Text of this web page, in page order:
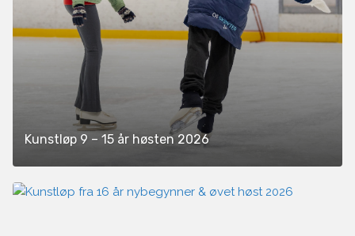
Kunstløp 9 – 15 år høsten 2026